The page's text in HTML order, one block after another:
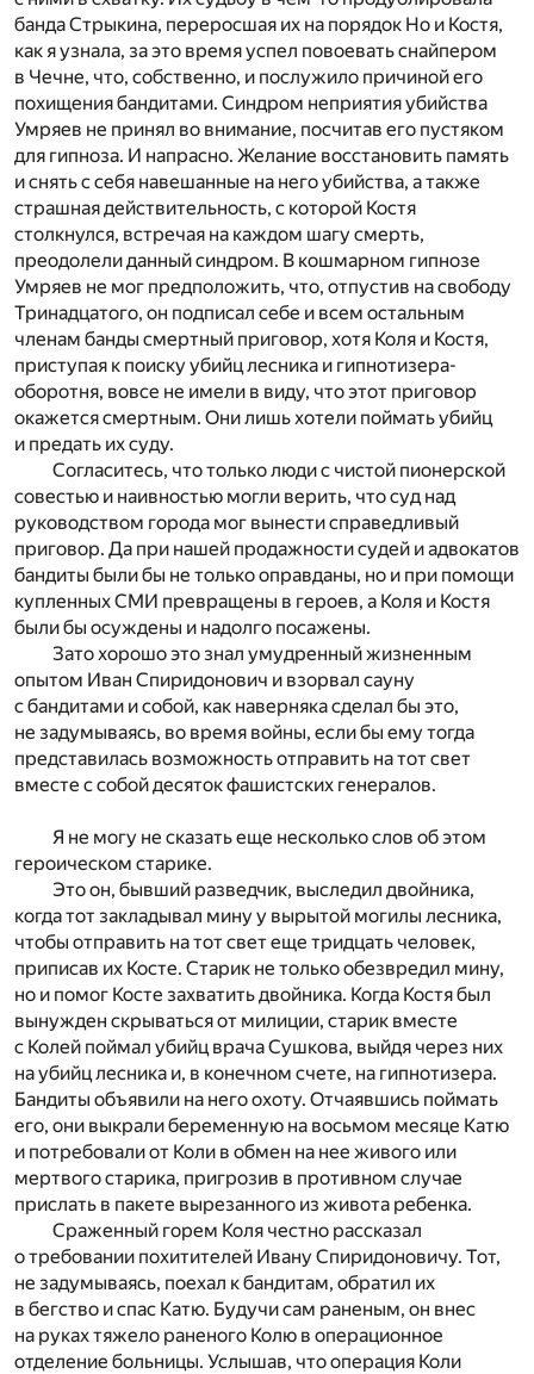
банда Стрыкина, переросшая их на порядок Но и Костя,
как я узнала, за это время успел повоевать снайпером
в Чечне, что, собственно, и послужило причиной его
похищения бандитами. Синдром неприятия убийства
Умряев не принял во внимание, посчитав его пустяком
для гипноза. И напрасно. Желание восстановить память
и снять с себя навешанные на него убийства, а также
страшная действительность, с которой Костя
столкнулся, встречая на каждом шагу смерть,
преодолели данный синдром. В кошмарном гипнозе
Умряев не мог предположить, что, отпустив на свободу
Тринадцатого, он подписал себе и всем остальным
членам банды смертный приговор, хотя Коля и Костя,
приступая к поиску убийц лесника и гипнотизера-
оборотня, вовсе не имели в виду, что этот приговор
окажется смертным. Они лишь хотели поймать убийц
и предать их суду.
Согласитесь, что только люди с чистой пионерской
совестью и наивностью могли верить, что суд над
руководством города мог вынести справедливый
приговор. Да при нашей продажности судей и адвокатов
бандиты были бы не только оправданы, но и при помощи
купленных СМИ превращены в героев, а Коля и Костя
были бы осуждены и надолго посажены.
Зато хорошо это знал умудренный жизненным
опытом Иван Спиридонович и взорвал сауну
с бандитами и собой, как наверняка сделал бы это,
не задумываясь, во время войны, если бы ему тогда
представилась возможность отправить на тот свет
вместе с собой десяток фашистских генералов.
Я не могу не сказать еще несколько слов об этом
героическом старике.
Это он, бывший разведчик, выследил двойника,
когда тот закладывал мину у вырытой могилы лесника,
чтобы отправить на тот свет еще тридцать человек,
приписав их Косте. Старик не только обезвредил мину,
но и помог Косте захватить двойника. Когда Костя был
вынужден скрываться от милиции, старик вместе
с Колей поймал убийц врача Сушкова, выйдя через них
на убийц лесника и, в конечном счете, на гипнотизера.
Бандиты объявили на него охоту. Отчаявшись поймать
его, они выкрали беременную на восьмом месяце Катю
и потребовали от Коли в обмен на нее живого или
мертвого старика, пригрозив в противном случае
прислать в пакете вырезанного из живота ребенка.
Сраженный горем Коля честно рассказал
о требовании похитителей Ивану Спиридоновичу. Тот,
не задумываясь, поехал к бандитам, обратил их
в бегство и спас Катю. Будучи сам раненым, он внес
на руках тяжело раненого Колю в операционное
отделение больницы. Услышав, что операция Коли